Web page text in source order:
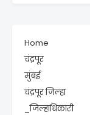
Home
चंद्रपूर
मुंबई
चंद्रपूर जिल्हा
_जिल्हाधिकारी